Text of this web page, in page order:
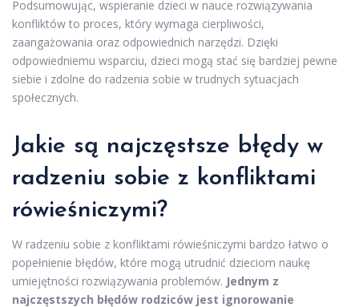
Podsumowując, wspieranie dzieci w nauce rozwiązywania
konfliktów to proces, który wymaga cierpliwości,
zaangażowania oraz odpowiednich narzędzi. Dzięki
odpowiedniemu wsparciu, dzieci mogą stać się bardziej pewne
siebie i zdolne do radzenia sobie w trudnych sytuacjach
społecznych.
Jakie są najczęstsze błędy w
radzeniu sobie z konfliktami
rówieśniczymi?
W radzeniu sobie z konfliktami rówieśniczymi bardzo łatwo o
popełnienie błędów, które mogą utrudnić dzieciom naukę
umiejętności rozwiązywania problemów. Jednym z
najczęstszych błędów rodziców jest ignorowanie